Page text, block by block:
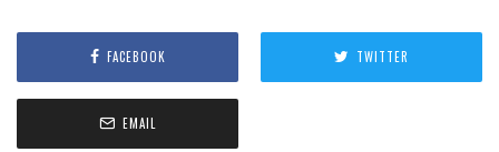
FACEBOOK TWITTER
EMAIL